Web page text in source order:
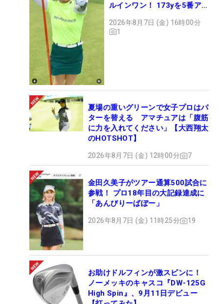
ルインワン！ 173yを5番アイ
2026年8月7日 (金) 16時00分
1
夏場の重いグリーンで女子プロはパ
ターを替える アマチュアは「腹筋
に力を入れてください」【大西翔太
のHOTSHOT】
2026年8月7日 (金) 12時00分 7
金田久美子がツアー通算500試合に
参戦！ プロ18年目の大記録達成に
「あんびりーばぼー」
2026年8月7日 (金) 11時25分 19
お助けドルフィンが激スピンに！
ノーメッキのキャスコ『DW-125G
High Spin』、9月11日デビュー